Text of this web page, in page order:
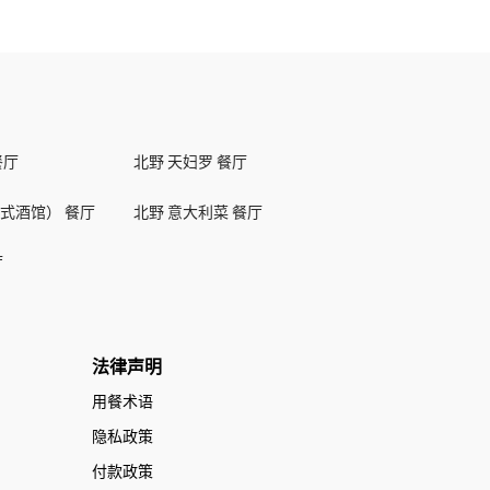
厅 北野 天妇罗 餐厅
酒馆） 餐厅 北野 意大利菜 餐厅
法律声明
用餐术语
隐私政策
付款政策